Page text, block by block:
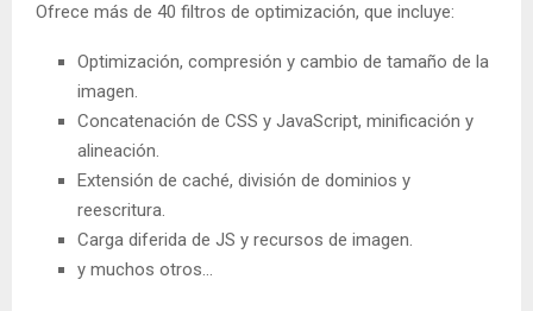
Ofrece más de 40 filtros de optimización, que incluye:
Optimización, compresión y cambio de tamaño de la
imagen.
Concatenación de CSS y JavaScript, minificación y
alineación.
Extensión de caché, división de dominios y
reescritura.
Carga diferida de JS y recursos de imagen.
y muchos otros…